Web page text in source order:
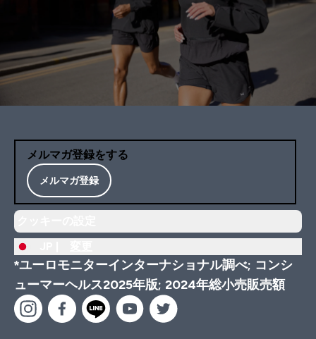
メルマガ登録をする
メルマガ登録
*ユーロモニターインターナショナル調べ; コンシ
ューマーヘルス2025年版; 2024年総小売販売額